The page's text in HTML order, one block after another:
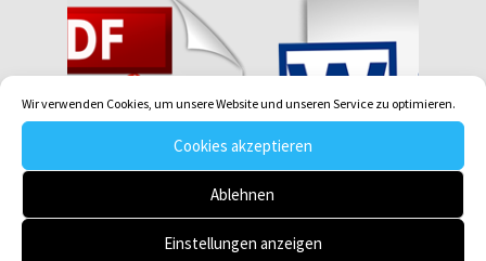
Wir verwenden Cookies, um unsere Website und unseren Service zu optimieren.
Cookies akzeptieren
Ablehnen
Einstellungen anzeigen